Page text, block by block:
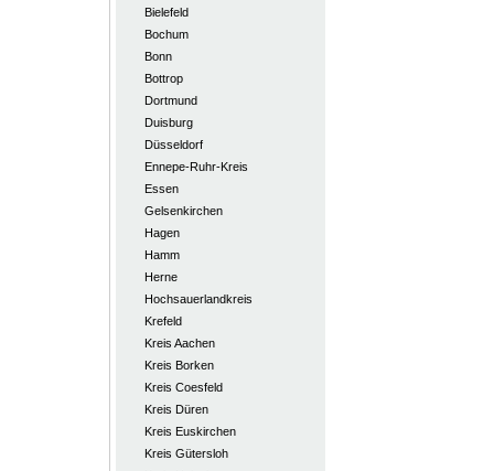
Bielefeld
Bochum
Bonn
Bottrop
Dortmund
Duisburg
Düsseldorf
Ennepe-Ruhr-Kreis
Essen
Gelsenkirchen
Hagen
Hamm
Herne
Hochsauerlandkreis
Krefeld
Kreis Aachen
Kreis Borken
Kreis Coesfeld
Kreis Düren
Kreis Euskirchen
Kreis Gütersloh